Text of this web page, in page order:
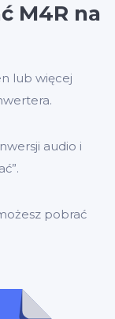
M4R na
lub więcej
audio i
pobrać